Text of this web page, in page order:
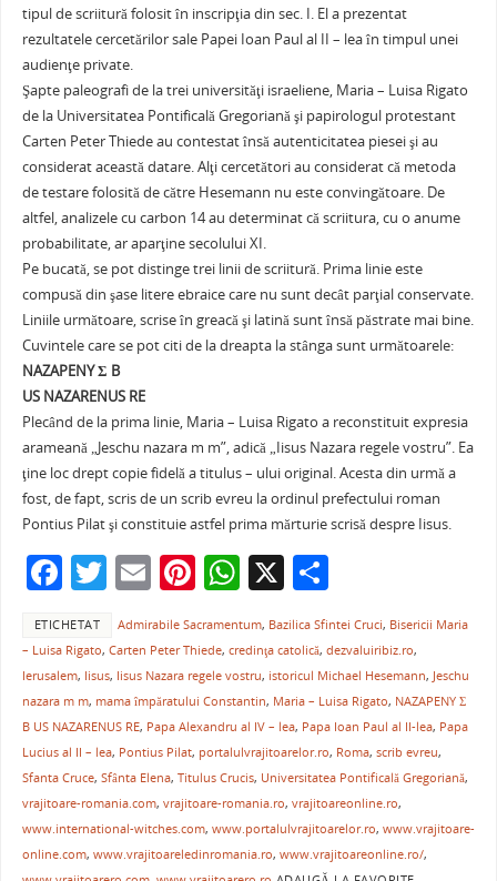
tipul de scriitură folosit în inscripţia din sec. I. El a prezentat
rezultatele cercetărilor sale Papei Ioan Paul al II – lea în timpul unei
audienţe private.
Şapte paleografi de la trei universităţi israeliene, Maria – Luisa Rigato
de la Universitatea Pontificală Gregoriană şi papirologul protestant
Carten Peter Thiede au contestat însă autenticitatea piesei şi au
considerat această datare. Alţi cercetători au considerat că metoda
de testare folosită de către Hesemann nu este convingătoare. De
altfel, analizele cu carbon 14 au determinat că scriitura, cu o anume
probabilitate, ar aparţine secolului XI.
Pe bucată, se pot distinge trei linii de scriitură. Prima linie este
compusă din şase litere ebraice care nu sunt decât parţial conservate.
Liniile următoare, scrise în greacă şi latină sunt însă păstrate mai bine.
Cuvintele care se pot citi de la dreapta la stânga sunt următoarele:
NAZAPENY Σ B
US NAZARENUS RE
Plecând de la prima linie, Maria – Luisa Rigato a reconstituit expresia
arameană „Jeschu nazara m m”, adică „Iisus Nazara regele vostru”. Ea
ţine loc drept copie fidelă a titulus – ului original. Acesta din urmă a
fost, de fapt, scris de un scrib evreu la ordinul prefectului roman
Pontius Pilat şi constituie astfel prima mărturie scrisă despre Iisus.
F
a
c
e
b
o
o
k
T
w
itt
er
E
m
ai
l
Pi
er
e
st
W
at
s
A
p
p
X P
ar
ta
je
a
ză
ETICHETAT Admirabile Sacramentum, Bazilica Sfintei Cruci, Bisericii Maria
– Luisa Rigato, Carten Peter Thiede, credinţa catolică, dezvaluiribiz.ro,
Ierusalem, Iisus, Iisus Nazara regele vostru, istoricul Michael Hesemann, Jeschu
nazara m m, mama împăratului Constantin, Maria – Luisa Rigato, NAZAPENY Σ
B US NAZARENUS RE, Papa Alexandru al IV – lea, Papa Ioan Paul al II-lea, Papa
Lucius al II – lea, Pontius Pilat, portalulvrajitoarelor.ro, Roma, scrib evreu,
Sfanta Cruce, Sfânta Elena, Titulus Crucis, Universitatea Pontificală Gregoriană,
vrajitoare-romania.com, vrajitoare-romania.ro, vrajitoareonline.ro,
www.international-witches.com, www.portalulvrajitoarelor.ro, www.vrajitoare-
online.com, www.vrajitoareledinromania.ro, www.vrajitoareonline.ro/,